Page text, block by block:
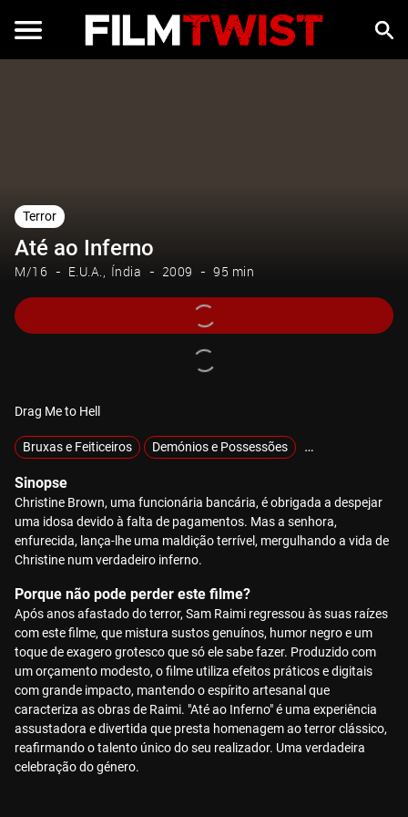
Terror
Até ao Inferno
M/16 E.U.A. Índia 2009 95 min
Drag Me to Hell
Bruxas e Feiticeiros Demónios e Possessões Sobrenatural
Sinopse
Christine Brown, uma funcionária bancária, é obrigada a despejar
uma idosa devido à falta de pagamentos. Mas a senhora,
enfurecida, lança-lhe uma maldição terrível, mergulhando a vida de
Christine num verdadeiro inferno.
Porque não pode perder este filme?
Após anos afastado do terror, Sam Raimi regressou às suas raízes
com este filme, que mistura sustos genuínos, humor negro e um
toque de exagero grotesco que só ele sabe fazer. Produzido com
um orçamento modesto, o filme utiliza efeitos práticos e digitais
com grande impacto, mantendo o espírito artesanal que
caracteriza as obras de Raimi. "Até ao Inferno" é uma experiência
assustadora e divertida que presta homenagem ao terror clássico,
reafirmando o talento único do seu realizador. Uma verdadeira
celebração do género.